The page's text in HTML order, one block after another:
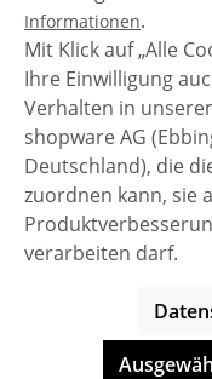
Damen Hose
weitem Bein. ! fällt
Service-Hotline
Informationen
Informationen.
Mit Klick auf „Alle
Ihre Einwilligung
Verhalten in
shopware AG
Deutschland), die
zuordnen kann, sie
verarbeiten darf.